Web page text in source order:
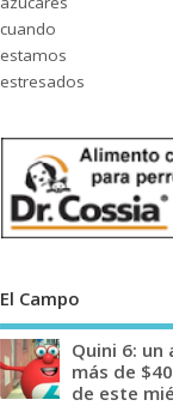
El Campo
Quini 6:
más de
de este